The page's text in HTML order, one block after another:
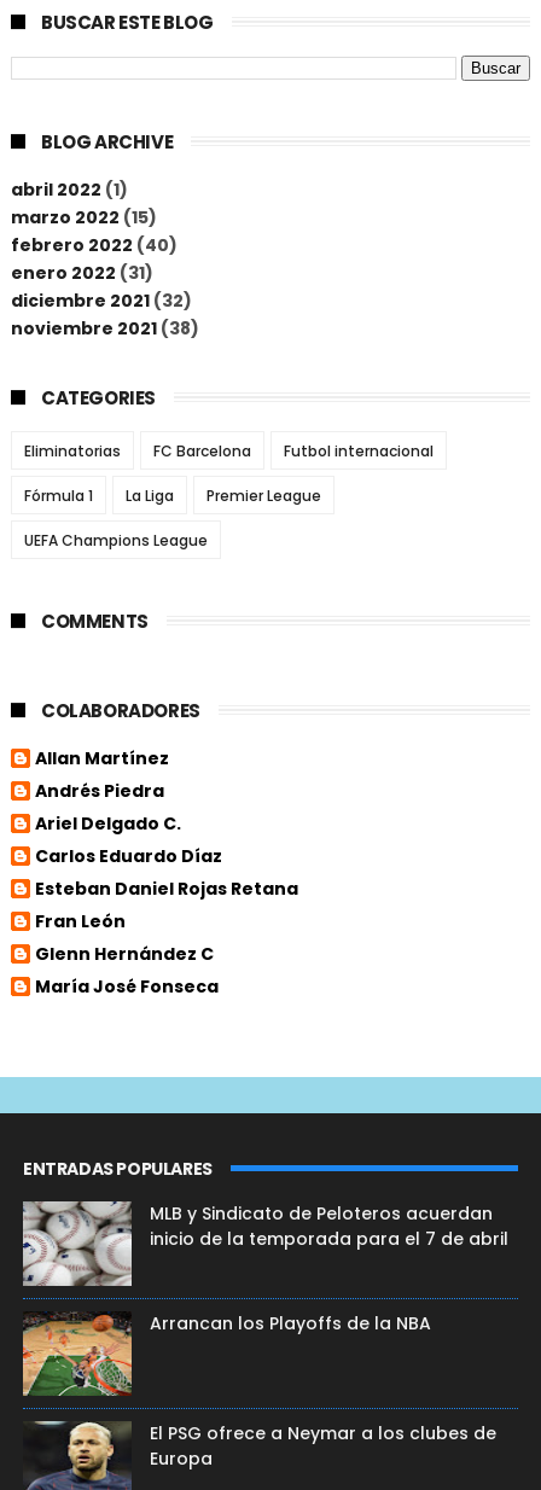
BUSCAR ESTE BLOG
BLOG ARCHIVE
abril 2022 (1)
marzo 2022 (15)
febrero 2022 (40)
enero 2022 (31)
diciembre 2021(32)
noviembre 2021(38)
CATEGORIES
Eliminatorias FC Barcelona Futbol internacional
Fórmula 1 La Liga Premier League
UEFA Champions League
COMMENTS
COLABORADORES
Allan Martínez
Andrés Piedra
Ariel Delgado C.
Carlos Eduardo Díaz
Esteban Daniel Rojas Retana
Fran León
Glenn Hernández C
María José Fonseca
ENTRADAS POPULARES
MLB y Sindicato de Peloteros acuerdan
inicio de la temporada para el 7 de abril
Arrancan los Playoffs de la NBA
El PSG ofrece a Neymar a los clubes de
Europa